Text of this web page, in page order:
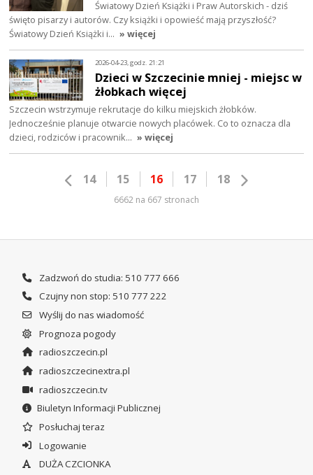
Światowy Dzień Książki i Praw Autorskich - dziś
święto pisarzy i autorów. Czy książki i opowieść mają przyszłość?
Światowy Dzień Książki i… » więcej
2026-04-23, godz. 21:21
Dzieci w Szczecinie mniej - miejsc w
żłobkach więcej
Szczecin wstrzymuje rekrutacje do kilku miejskich żłobków.
Jednocześnie planuje otwarcie nowych placówek. Co to oznacza dla
dzieci, rodziców i pracownik… » więcej
14 15 16 17 18
6662 na 667 stronach
Zadzwoń do studia: 510 777 666
Czujny non stop: 510 777 222
Wyślij do nas wiadomość
Prognoza pogody
radioszczecin.pl
radioszczecinextra.pl
radioszczecin.tv
Biuletyn Informacji Publicznej
Posłuchaj teraz
Logowanie
DUŻA CZCIONKA